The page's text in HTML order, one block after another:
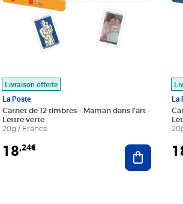
au panier
Livraison offerte
La Poste
Carnet de 12 timbres - Maman dans l'art -
Lettre verte
20g / France
18,24€ Ajouter
La